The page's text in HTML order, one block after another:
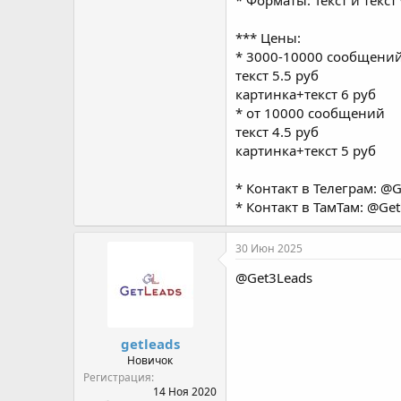
*** Цены:
* 3000-10000
текст 5.5 руб
картинка+текст 6 руб
* от 10000 сообщений
текст 4.5 руб
картинка+текст 5 руб
* Контакт в Телеграм:
* Контакт в ТамТам:
getleads
Новичок
Регистрация
14 Ноя 2020
30 Июн 2025
@Get3Leads